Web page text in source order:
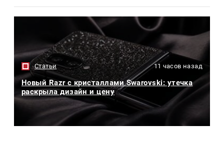
Статьи 11 часов назад
Новый Razr с кристаллами Swarovski: утечка
раскрыла дизайн и цену